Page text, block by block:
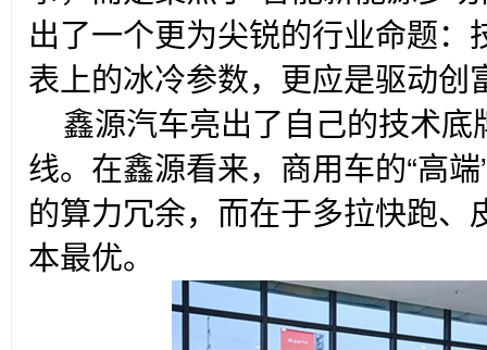
出了一个更为尖锐的行业命题
表上的冰冷参数，更应是驱动创
鑫源汽车亮出了自己的技术
线。在鑫源看来，商用车的“高
的算力冗余，而在于多拉快跑
本最优。